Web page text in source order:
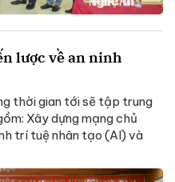
lược về an ninh
thời gian tới sẽ tập trung
Xây dựng mạng chủ
trí tuệ nhân tạo (AI) và